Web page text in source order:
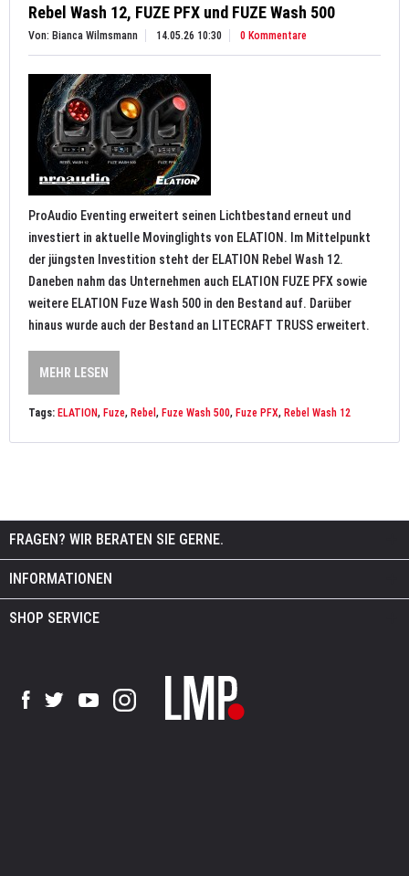
Rebel Wash 12, FUZE PFX und FUZE Wash 500
Von: Bianca Wilmsmann 14.05.26 10:30 0 Kommentare
ProAudio Eventing erweitert seinen Lichtbestand erneut und
investiert in aktuelle Movinglights von ELATION. Im Mittelpunkt
der jüngsten Investition steht der ELATION Rebel Wash 12.
Daneben nahm das Unternehmen auch ELATION FUZE PFX sowie
weitere ELATION Fuze Wash 500 in den Bestand auf. Darüber
hinaus wurde auch der Bestand an LITECRAFT TRUSS erweitert.
MEHR LESEN
Tags: ELATION, Fuze, Rebel , Fuze Wash 500, Fuze PFX, Rebel Wash 12
FRAGEN? WIR BERATEN SIE GERNE.
INFORMATIONEN
SHOP SERVICE